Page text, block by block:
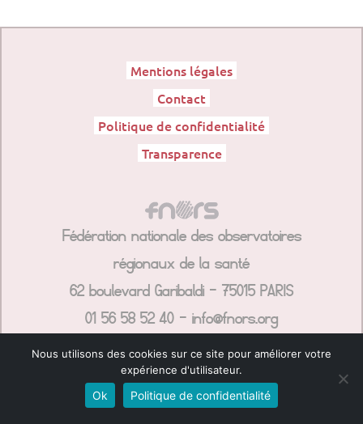
Mentions légales
Contact
Politique de confidentialité
Transparence
Fédération nationale des observatoires
régionaux de la santé
62 boulevard Garibaldi – 75015 PARIS
01 56 58 52 40 – info@fnors.org
Nous utilisons des cookies sur ce site pour améliorer votre
expérience d'utilisateur.
Ok Politique de confidentialité